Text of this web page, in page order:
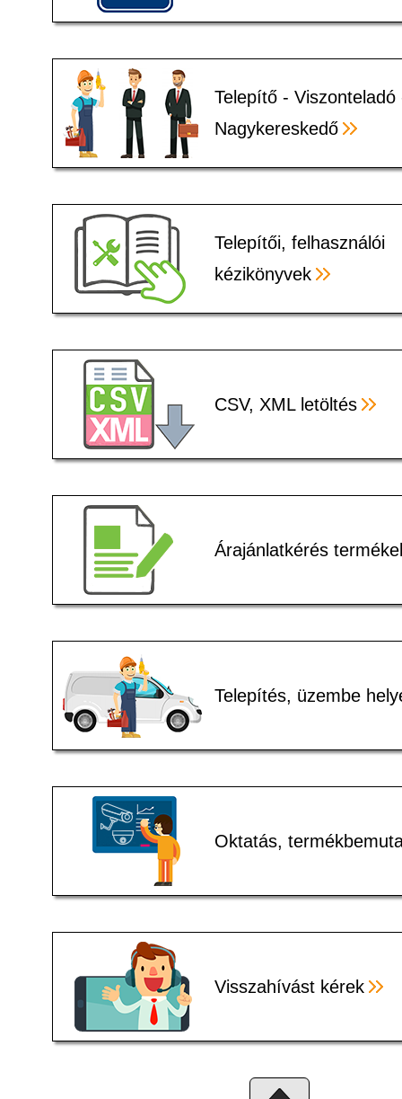
Telepítő - Viszonteladó
Nagykereskedő
Telepítői, felhasználói
kézikönyvek
CSV, XML letöltés
Árajánlatkérés
Telepítés, üzembe
Oktatás,
Visszahívást kérek